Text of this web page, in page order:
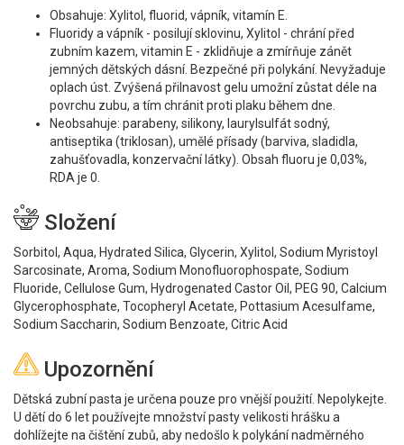
Obsahuje: Xylitol, fluorid, vápník, vitamín E.
Fluoridy a vápník - posilují sklovinu, Xylitol - chrání před
zubním kazem, vitamin E - zklidňuje a zmírňuje zánět
jemných dětských dásní. Bezpečné při polykání. Nevyžaduje
oplach úst. Zvýšená přilnavost gelu umožní zůstat déle na
povrchu zubu, a tím chránit proti plaku během dne.
Neobsahuje: parabeny, silikony, laurylsulfát sodný,
antiseptika (triklosan), umělé přísady (barviva, sladidla,
zahušťovadla, konzervační látky). Obsah fluoru je 0,03%,
RDA je 0.
Složení
Sorbitol, Aqua, Hydrated Silica, Glycerin, Xylitol, Sodium Myristoyl
Sarcosinate, Aroma, Sodium Monofluorophospate, Sodium
Fluoride, Cellulose Gum, Hydrogenated Castor Oil, PEG 90, Calcium
Glycerophosphate, Tocopheryl Acetate, Pottasium Acesulfame,
Sodium Saccharin, Sodium Benzoate, Citric Acid
Upozornění
Dětská zubní pasta je určena pouze pro vnější použití. Nepolykejte.
U dětí do 6 let používejte množství pasty velikosti hrášku a
dohlížejte na čištění zubů, aby nedošlo k polykání nadměrného